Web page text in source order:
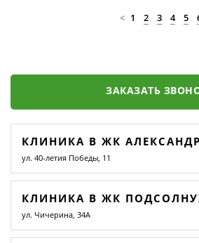
< 1 2 3 4 5
ЗАКАЗАТЬ
КЛИНИКА В ЖК
ул. 40-летия Победы, 11
КЛИНИКА В ЖК
ул. Чичерина, 34А